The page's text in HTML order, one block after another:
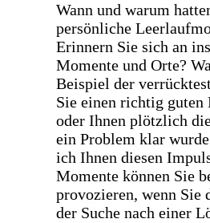
Wann und warum
persönliche
Erinnern Sie sich an
Momente und Orte?
Beispiel der
Sie einen richtig
oder Ihnen plötzlich
ein Problem klar
ich Ihnen diesen
Momente können Sie
provozieren, wenn Sie
der Suche nach einer